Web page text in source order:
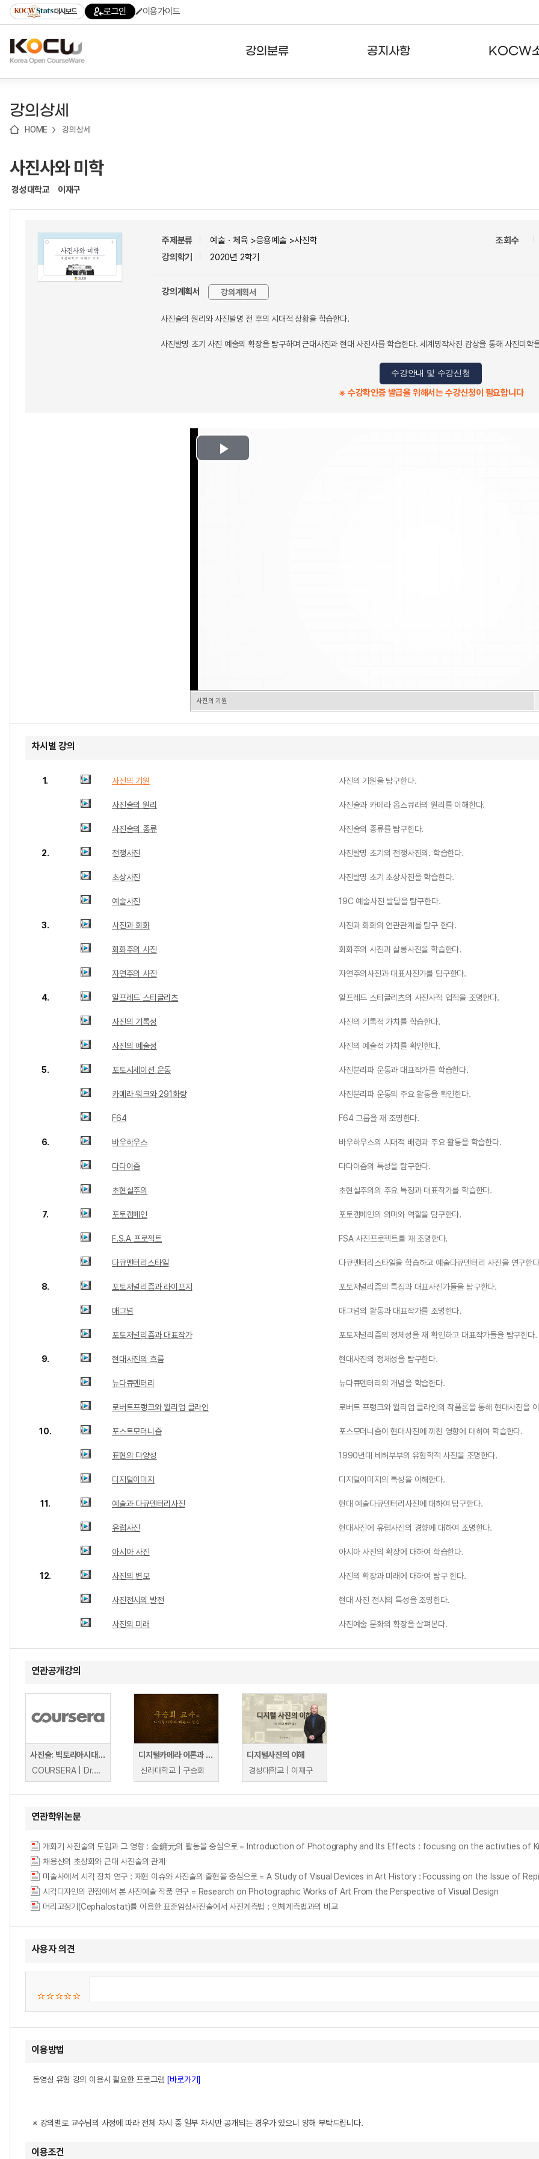
기
기
기
content)
가
대시보드 로그인 이용가이드
강의분류 공지사항 KOCW
강의상세
HOME 강의상세
사진사와 미학
경성대학교 이재구
주제분류
예술ㆍ체육 >응용예술 >사진학
강의학기
2020년 2학기
조회수
강의계획서 강의계획서
사진술의 원리와 사진발명 전 후의 시대적 상황을 학습한다.
사진발명 초기 사진 예술의 확장을 탐구하며 근대사진과 현대 사진사를 학습한다. 세계명작사진 감상을 통해 사진미학
수강안내 및 수강신청
※ 수강확인증 발급을 위해서는 수강신청이 필요합니다
Play
사진의 기원
차시별 강의
1. 사진의 기원 사진의 기원을 탐구한다.
사진술의 원리 사진술과 카메라 옵스큐라의 원리를 이해한다.
사진술의 종류 사진술의 종류를 탐구한다.
2. 전쟁사진 사진발명 초기의 전쟁사진의. 학습한다.
초상사진 사진발명 초기 초상사진을 학습한다.
예술사진 19C 예술사진 발달을 탐구한다.
3. 사진과 회화 사진과 회화의 연관관계를 탐구 한다.
회화주의 사진 회화주의 사진과 살롱사진을 학습한다.
자연주의 사진 자연주의사진과 대표사진가를 탐구한다.
4. 알프레드 스티글리츠 알프레드 스티글리츠의 사진사적 업적을 조명한다.
사진의 기록성 사진의 기록적 가치를 학습한다.
사진의 예술성 사진의 예술적 가치를 확인한다.
5. 포토시세이션 운동 사진분리파 운동과 대표작가를 학습한다.
카메라 워크와 291화랑 사진분리파 운동의 주요 활동을 확인한다.
F64 F64 그룹을 재 조명한다.
6. 바우하우스 바우하우스의 시대적 배경과 주요 활동을 학습한다.
다다이즘 다다이즘의 특성을 탐구한다.
초현실주의 초현실주의의 주요 특징과 대표작가를 학습한다.
7. 포토캠페인 포토캠페인의 의미와 역할을 탐구한다.
F.S.A 프로젝트 FSA 사진프로젝트를 재 조명한다.
다큐멘터리스타일 다큐멘터리스타일을 학습하고 예술다큐멘터리 사진을 연구한
8. 포토저널리즘과 라이프지 포토저널리즘의 특징과 대표사진가들을 탐구한다.
매그넘 매그넘의 활동과 대표작가를 조명한다.
포토저널리즘과 대표작가 포토저널리즘의 정체성을 재 확인하고 대표작가들을 탐구한다.
9. 현대사진의 흐름 현대사진의 정체성을 탐구한다.
뉴다큐멘터리 뉴다큐멘터리의 개념을 학습한다.
로버트프랭크와 윌리엄 클라인 로버트 프랭크와 윌리엄 클라인의 작품론을 통해 현대사진을
10. 포스트모더니즘 포스모더니즘이 현대사진에 끼친 영향에 대하여 학습한다.
표현의 다양성 1990년대 베허부부의 유형학적 사진을 조명한다.
디지털이미지 디지털이미지의 특성을 이해한다.
11. 예술과 다큐멘터리사진 현대 예술다큐멘터리사진에 대하여 탐구한다.
유럽사진 현대사진에 유럽사진의 경향에 대하여 조명한다.
아시아 사진 아시아 사진의 확장에 대하여 학습한다.
12. 사진의 변모 사진의 확장과 미래에 대하여 탐구 한다.
사진전시의 발전 현대 사진 전시의 특성을 조명한다.
사진의 미래 사진예술 문화의 확장을 살펴본다.
연관공개강의
사진술: 빅토리아시대의 센세이션
COURSERA | Dr.Alison Morrison-Low
디지털카메라 이론과 실습
신라대학교 | 구승회
디지털사진의 이해
경성대학교 | 이재구
연관학위논문
개화기 사진술의 도입과 그 영향 : 金鏞元의 활동을 중심으로 = Introduction of Photography and Its Effects : focusing on the activities of
채용신의 초상화와 근대 사진술의 관계
미술사에서 시각 장치 연구 : 재현 이슈와 사진술의 출현을 중심으로 = A Study of Visual Devices in Art History : Focussing on the Issue
시각디자인의 관점에서 본 사진예술 작품 연구 = Research on Photographic Works of Art From the Perspective of Visual Design
머리고정기(Cephalostat)를 이용한 표준임상사진술에서 사진계측법 : 인체계측법과의 비교
사용자 의견
이용방법
동영상 유형 강의 이용시 필요한 프로그램 [바로가기]
※ 강의별로 교수님의 사정에 따라 전체 차시 중 일부 차시만 공개되는 경우가 있으니 양해 부탁드립니다.
이용조건